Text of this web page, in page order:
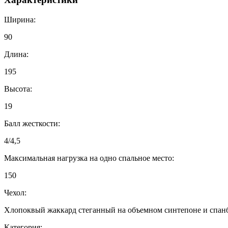
Ширина:
90
Длина:
195
Высота:
19
Балл жесткости:
4/4,5
Максимальная нагрузка на одно спальное место:
150
Чехол:
Хлопоквый жаккард стеганный на объемном синтепоне и